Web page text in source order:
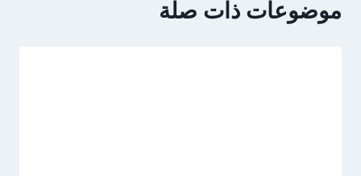
موضوعات ذات صلة